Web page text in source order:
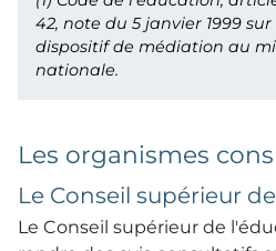
42, note du 5 janvier 1999
dispositif de médiation au
nationale.
Les organismes
Le Conseil supérieur
Le Conseil supérieur de